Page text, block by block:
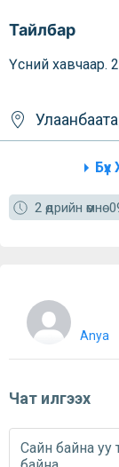
Тайлбар
Үсний хавчаар.
2 өдрийн өмнө
Anya
Чат илгээх